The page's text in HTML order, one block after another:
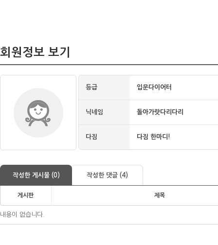
회원정보 보기
등급 입문다이어터
닉네임 돌아가랏다리다리
다짐 다짐 한마디!
작성한 게시물 (0) 작성한 댓글 (4)
게시판 제목
내용이 없습니다.